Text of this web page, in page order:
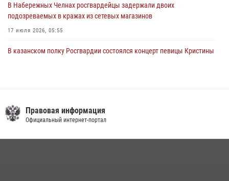
В Набережных Челнах росгвардейцы задержали двоих
подозреваемых в кражах из сетевых магазинов
17 июля 2026, 05:55
В казанском полку Росгвардии состоялся концерт певицы Кристины
секретами своего семейного счастья
08 июля 2026, 07:48 4
Правовая информация
Официальный интернет-портал